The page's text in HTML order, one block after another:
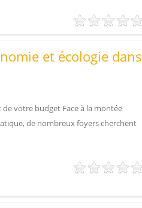
et écologie dans
votre budget Face à la montée
de nombreux foyers cherchent